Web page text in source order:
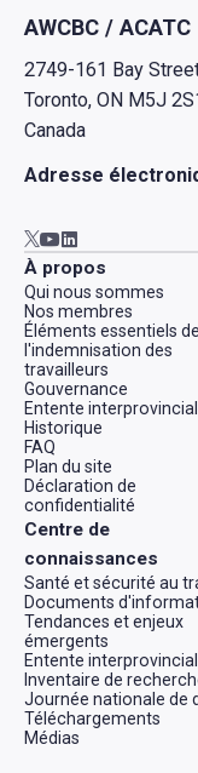
AWCBC / ACATC
2749-161 Bay
Toronto, ON M5J
Canada
Adresse
Aller à AWCBC / ACATC
Aller à AWCBC / ACATC
À propos
Qui nous sommes
Nos membres
Éléments essentiels de
l'indemnisation des
travailleurs
Gouvernance
Entente
Historique
FAQ
Plan du site
Déclaration de
confidentialité
Centre de
connaissances
Santé et sécurité au
Documents
Tendances et enjeux
émergents
Entente
Inventaire de
Journée nationale de
Téléchargements
Médias